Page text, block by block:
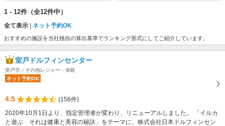
1 - 12件 （全12件中）
全て表示 ネット予約OK
おすすめの施設を当社独自の算出基準でランキング形式にしてご紹介しています。
室戸ドルフィンセンター
室戸市／その他レジャー・体験
ネット予約OK
4.5
(156件)
2020年10月1日より、指定管理者が変わり、リニューアルしました。 「イルカ
と遊ぶ それは健康と美容の秘訣」をテーマに、株式会社日本ドルフィンセン